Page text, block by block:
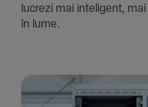
lucrezi mai inte­li­gent,
în lume.